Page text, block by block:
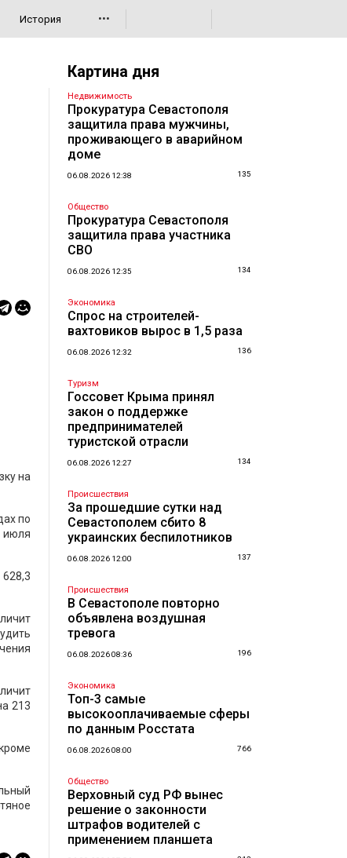
История •••
на
по
июля
213
Картина дня
Недвижимость
Прокуратура Севастополя
защитила права мужчины,
проживающего в аварийном
доме
06.08.2026 12:38 135
Общество
Прокуратура Севастополя
защитила права участника
СВО
06.08.2026 12:35 134
Экономика
Спрос на строителей-
вахтовиков вырос в 1,5 раза
06.08.2026 12:32 136
Туризм
Госсовет Крыма принял
закон о поддержке
предпринимателей
туристской отрасли
06.08.2026 12:27 134
Происшествия
За прошедшие сутки над
Севастополем сбито 8
украинских беспилотников
06.08.2026 12:00 137
Происшествия
В Севастополе повторно
объявлена воздушная
тревога
06.08.2026 08:36 196
Экономика
Топ-3 самые
высокооплачиваемые сферы
по данным Росстата
06.08.2026 08:00 766
Общество
Верховный суд РФ вынес
решение о законности
штрафов водителей с
применением планшета